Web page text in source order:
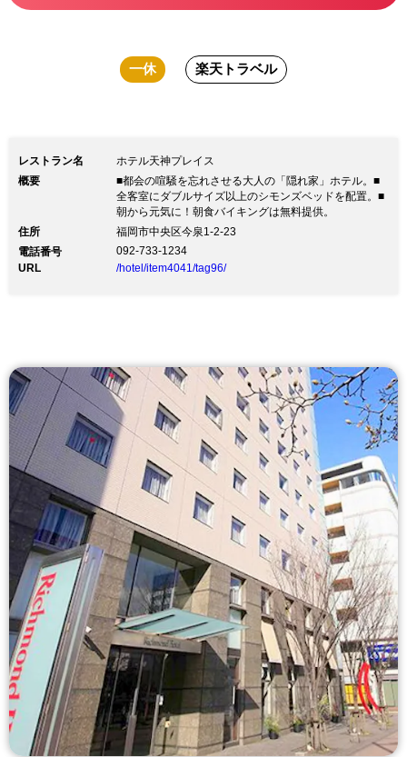
一休 楽天トラベル
レストラン名
ホテル天神プレイス
概要
■都会の喧騒を忘れさせる大人の「隠れ家」ホテル。■
全客室にダブルサイズ以上のシモンズベッドを配置。■
朝から元気に！朝食バイキングは無料提供。
住所
福岡市中央区今泉1-2-23
電話番号
092-733-1234
URL
/hotel/item4041/tag96/